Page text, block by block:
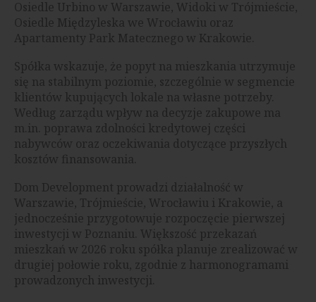
Osiedle Urbino w Warszawie, Widoki w Trójmieście,
Osiedle Międzyleska we Wrocławiu oraz
Apartamenty Park Matecznego w Krakowie.
Spółka wskazuje, że popyt na mieszkania utrzymuje
się na stabilnym poziomie, szczególnie w segmencie
klientów kupujących lokale na własne potrzeby.
Według zarządu wpływ na decyzje zakupowe ma
m.in. poprawa zdolności kredytowej części
nabywców oraz oczekiwania dotyczące przyszłych
kosztów finansowania.
Dom Development prowadzi działalność w
Warszawie, Trójmieście, Wrocławiu i Krakowie, a
jednocześnie przygotowuje rozpoczęcie pierwszej
inwestycji w Poznaniu. Większość przekazań
mieszkań w 2026 roku spółka planuje zrealizować w
drugiej połowie roku, zgodnie z harmonogramami
prowadzonych inwestycji.